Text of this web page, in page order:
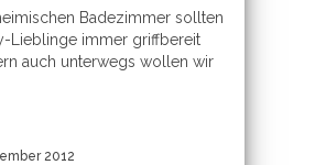
Badezimmer sollten
Lieblinge immer griffbereit
auch unterwegs wollen wir
2012